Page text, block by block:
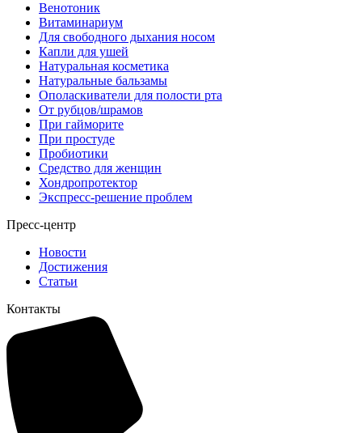
Венотоник
Витаминариум
Для свободного дыхания носом
Капли для ушей
Натуральная косметика
Натуральные бальзамы
Ополаскиватели для полости рта
От рубцов/шрамов
При гайморите
При простуде
Пробиотики
Средство для женщин
Хондропротектор
Экспресс-решение проблем
Пресс-центр
Новости
Достижения
Статьи
Контакты